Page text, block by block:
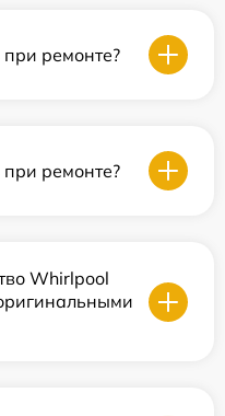
ремонте?
ремонте?
Whirlpool